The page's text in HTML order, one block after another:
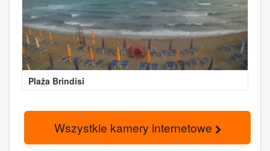
Plaża Brindisi
Wszystkie kamery internetowe